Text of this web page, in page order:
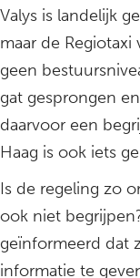
Valys is landelijk
maar de
geen
gat gesprongen
daarvoor een
Haag is ook iets
Is de regeling zo
ook niet
geïnformeerd dat
informatie te